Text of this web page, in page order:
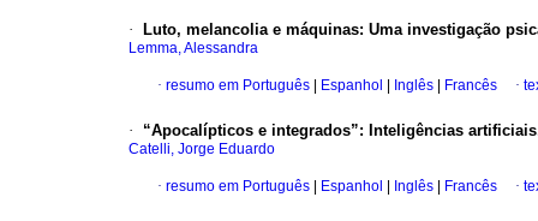
· Luto, melancolia e máquinas: Uma investigação
Lemma, Alessandra
· resumo em Português Espanhol Inglês Francês ·
· “Apocalípticos e integrados”: Inteligências
Catelli, Jorge Eduardo
· resumo em Português Espanhol Inglês Francês ·